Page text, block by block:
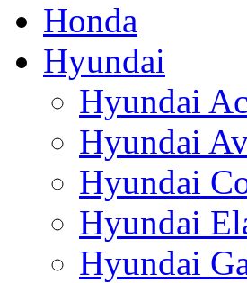
Honda
Hyundai
Hyundai
Hyundai
Hyundai
Hyundai
Hyundai